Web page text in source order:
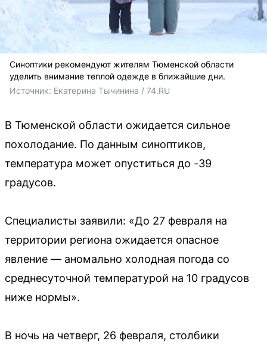
Синоптики рекомендуют жителям Тюменской области
уделить внимание теплой одежде в ближайшие дни.
Источник: Екатерина Тычинина / 74.RU
В Тюменской области ожидается сильное
похолодание. По данным синоптиков,
температура может опуститься до -39
градусов.
Специалисты заявили: «До 27 февраля на
территории региона ожидается опасное
явление — аномально холодная погода со
среднесуточной температурой на 10 градусов
ниже нормы».
В ночь на четверг, 26 февраля, столбики